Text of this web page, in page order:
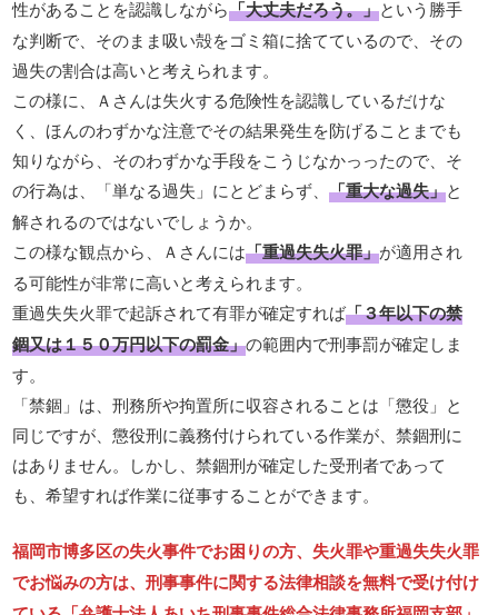
性があることを認識しながら「大丈夫だろう。」という勝手
な判断で、そのまま吸い殻をゴミ箱に捨てているので、その
過失の割合は高いと考えられます。
この様に、Ａさんは失火する危険性を認識しているだけな
く、ほんのわずかな注意でその結果発生を防げることまでも
知りながら、そのわずかな手段をこうじなかっったので、そ
の行為は、「単なる過失」にとどまらず、「重大な過失」と
解されるのではないでしょうか。
この様な観点から、Ａさんには「重過失失火罪」が適用され
る可能性が非常に高いと考えられます。
重過失失火罪で起訴されて有罪が確定すれば「３年以下の禁
錮又は１５０万円以下の罰金」の範囲内で刑事罰が確定しま
す。
「禁錮」は、刑務所や拘置所に収容されることは「懲役」と
同じですが、懲役刑に義務付けられている作業が、禁錮刑に
はありません。しかし、禁錮刑が確定した受刑者であって
も、希望すれば作業に従事することができます。
福岡市博多区の失火事件でお困りの方、失火罪や重過失失火罪
でお悩みの方は、刑事事件に関する法律相談を無料で受け付け